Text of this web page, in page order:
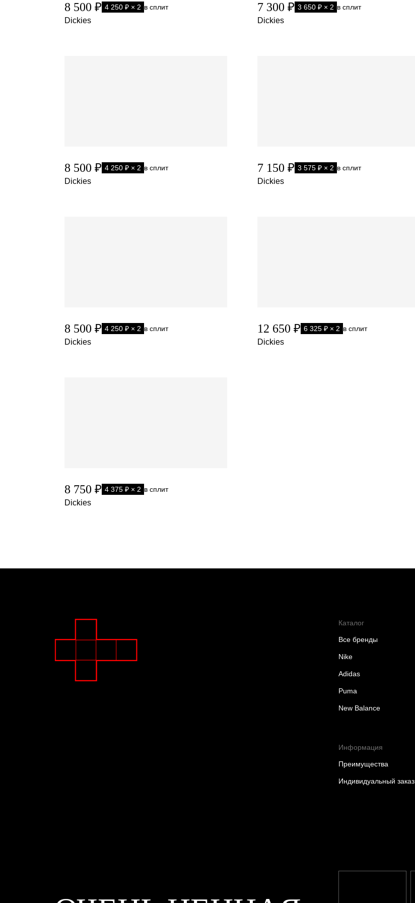
8 500 ₽ 4 250 ₽ × 2 в сплит
Dickies
7 300 ₽ 3 650 ₽ × 2 в сплит
Dickies
8 500 ₽ 4 250 ₽ × 2 в сплит
Dickies
7 150 ₽ 3 575 ₽ × 2 в сплит
Dickies
8 500 ₽ 4 250 ₽ × 2 в сплит
Dickies
12 650 ₽ 6 325 ₽ × 2 в сплит
Dickies
8 750 ₽ 4 375 ₽ × 2 в сплит
Dickies
Каталог
Все бренды
Nike
Adidas
Puma
New Balance
Информация
Преимущества
Индивидуальный заказ